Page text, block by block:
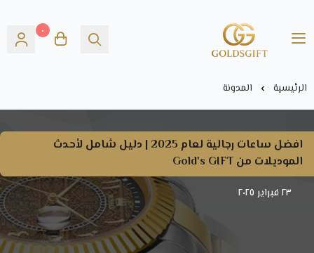
Gold's GIFT
٠
الرئيسية المدونة
افضل ساعات رجالية لعام 2025 | دليل شامل لأحدث
الموديلات من Gold's GIFT
٢٣ فبراير ٢٠٢٥